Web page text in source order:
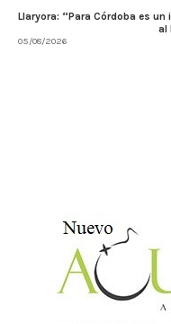
Llaryora: “Para Córdoba es
al
05/08/2026